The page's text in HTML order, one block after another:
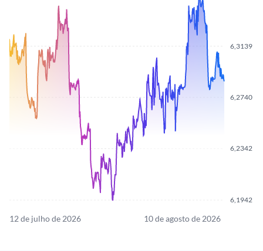
6,1942
6,2342
6,2740
6,3139
12 de julho de 2026 10 de agosto de 2026